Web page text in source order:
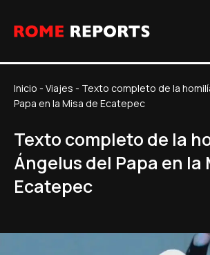
Inicio - Viajes - Texto completo de la
Papa en la Misa de Ecatepec
Texto completo de la
Ángelus del Papa en la
Ecatepec